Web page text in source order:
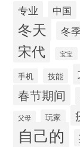
专业 中国
冬天 冬季
宋代 宝宝
手机 技能
春节期间
父母 玩家
自己的